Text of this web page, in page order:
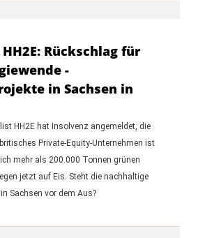
Rückschlag für
-
in Sachsen in
HH2E hat Insolvenz angemeldet, die
Private-Equity-Unternehmen ist
mehr als 200.000 Tonnen grünen
jetzt auf Eis. Steht die nachhaltige
Sachsen vor dem Aus?